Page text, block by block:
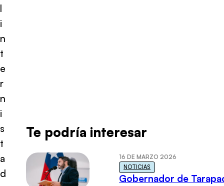
l
i
n
t
e
r
n
i
s
t
a
d
Te podría interesar
16 DE MARZO 2026
NOTICIAS
Gobernador de